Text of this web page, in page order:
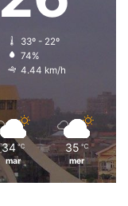
33º - 22º
74%
4.44 km/h
34 ℃
mar
35 ℃
mer